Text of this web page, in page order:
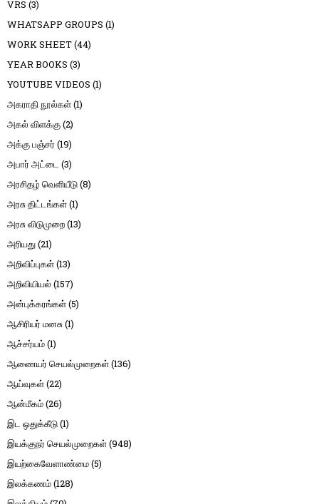
VRS (3)
WHATSAPP GROUPS (1)
WORK SHEET(44)
YEAR BOOKS (3)
YOUTUBE VIDEOS (1)
அகராதி நூல்கள்(1)
அகல் விளக்கு(2)
அக்கு பஞ்சர் (19)
அபார் அட்டை (3)
அரசிதழ் வெளியீடு(8)
அரசு திட்டங்கள்(1)
அரசு விடுமுறை(13)
அரியது(21)
அறிவிப்புகள்(13)
அறிவியியல் (157)
அன்புக்கரங்கள்(5)
ஆசிரியர் மனசு(1)
ஆச்சர்யம்(1)
ஆணையர் செயல்முறைகள்(136)
ஆய்வுகள்(22)
ஆன்மீகம்(26)
இட ஒதுக்கீடு(1)
இயக்குநர் செயல்முறைகள்(948)
இயற்கைவேளாண்மை(5)
இலக்கணம்(128)